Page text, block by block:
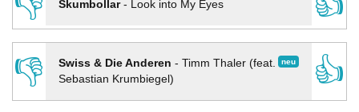
Skumbollar- Look into My Eyes
👎
neu
Swiss & Die Anderen - Timm Thaler (feat.
Sebastian Krumbiegel)
👍